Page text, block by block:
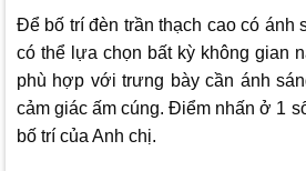
Để bố trí đèn trần thạch cao có ánh
có thể lựa chọn bất kỳ không gian
phù hợp với trưng bày cần ánh
cảm giác ấm cúng. Điểm nhấn ở 1
bố trí của Anh chị.